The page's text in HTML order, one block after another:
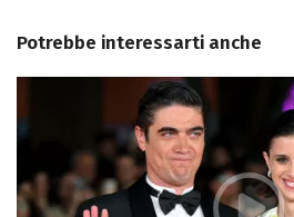
Potrebbe interessarti anche